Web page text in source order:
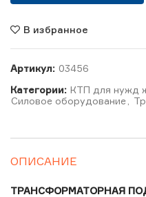
В избранное
Артикул: 03456
Категории: КТП для нужд
Силовое оборудование
ОПИСАНИЕ
ТРАНСФОРМАТОРНАЯ